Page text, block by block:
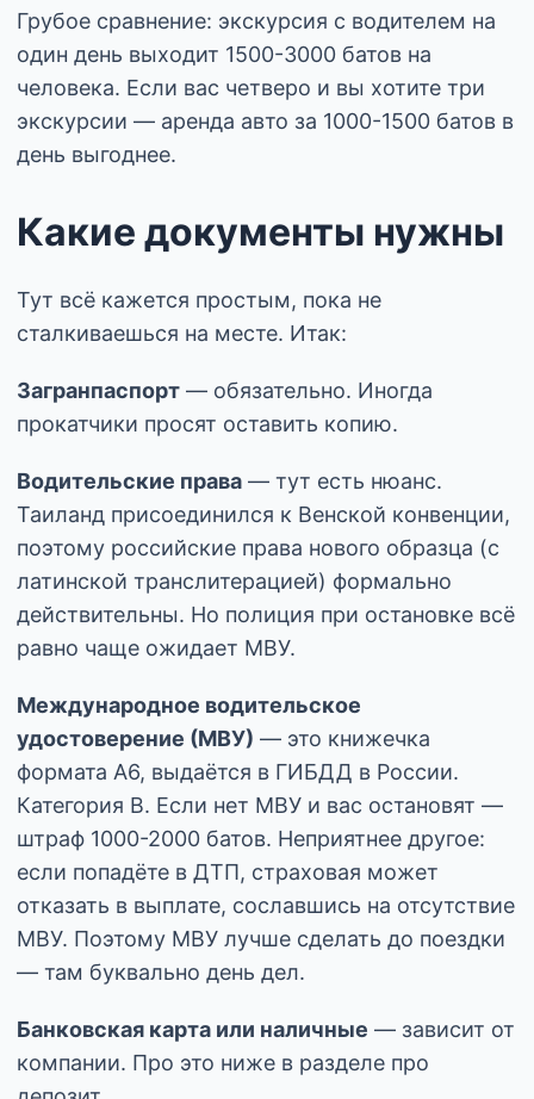
Грубое сравнение: экскурсия с водителем на
один день выходит 1500-3000 батов на
человека. Если вас четверо и вы хотите три
экскурсии — аренда авто за 1000-1500 батов в
день выгоднее.
Какие документы нужны
Тут всё кажется простым, пока не
сталкиваешься на месте. Итак:
Загранпаспорт — обязательно. Иногда
прокатчики просят оставить копию.
Водительские права — тут есть нюанс.
Таиланд присоединился к Венской конвенции,
поэтому российские права нового образца (с
латинской транслитерацией) формально
действительны. Но полиция при остановке всё
равно чаще ожидает МВУ.
Международное водительское
удостоверение (МВУ) — это книжечка
формата А6, выдаётся в ГИБДД в России.
Категория B. Если нет МВУ и вас остановят —
штраф 1000-2000 батов. Неприятнее другое:
если попадёте в ДТП, страховая может
отказать в выплате, сославшись на отсутствие
МВУ. Поэтому МВУ лучше сделать до поездки
— там буквально день дел.
Банковская карта или наличные — зависит от
компании. Про это ниже в разделе про